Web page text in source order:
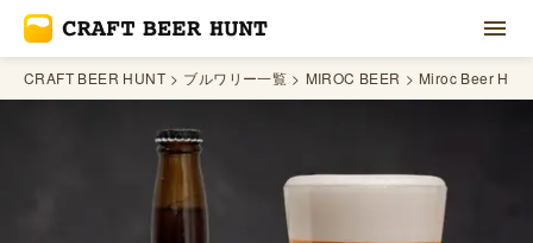
CRAFT BEER HUNT ブルワリー一覧 MIROC BEER Miroc Beer